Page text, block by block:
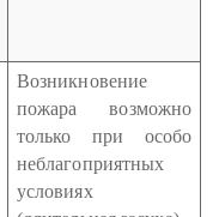
Возникновение
пожара возможно
только при особо
неблагоприятных
условиях